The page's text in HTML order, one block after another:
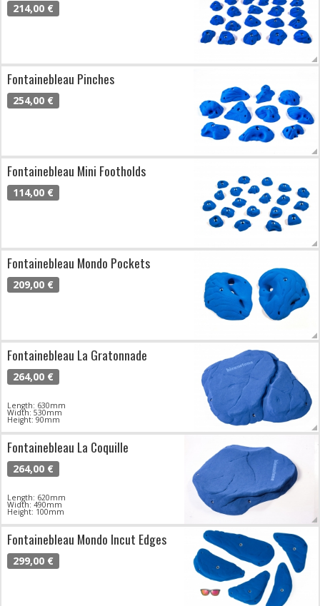
214,00 €
Fontainebleau Pinches
254,00 €
Fontainebleau Mini Footholds
114,00 €
Fontainebleau Mondo Pockets
209,00 €
Fontainebleau La Gratonnade
264,00 €
Length: 630mm
Width: 530mm
Height: 90mm
Fontainebleau La Coquille
264,00 €
Length: 620mm
Width: 490mm
Height: 100mm
Fontainebleau Mondo Incut Edges
299,00 €